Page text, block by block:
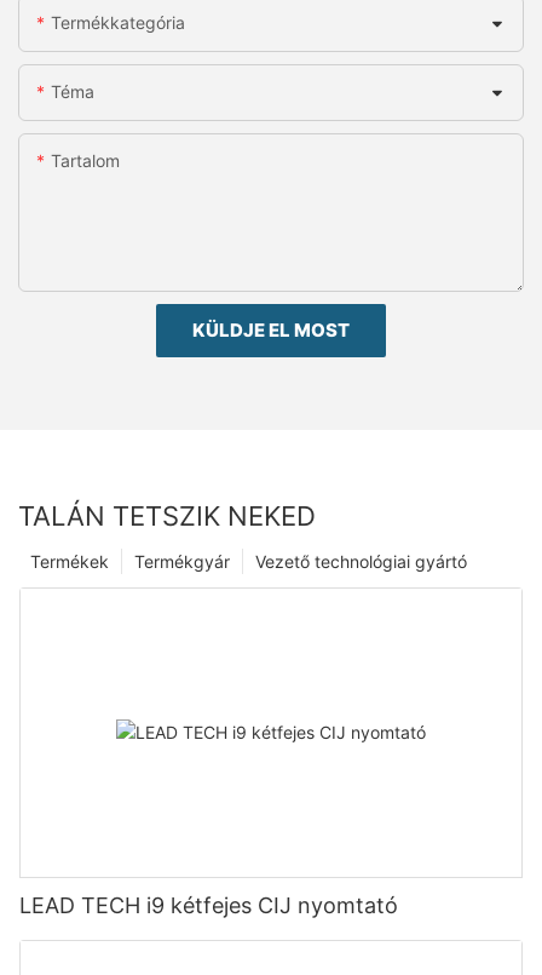
Termékkategória
Téma
Tartalom
KÜLDJE EL MOST
TALÁN TETSZIK NEKED
Vezető technológiai gyártó
Termékgyár
Termékek
LEAD TECH i9 kétfejes CIJ nyomtató